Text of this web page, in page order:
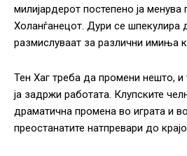
милијардерот постепено ја менува
Холанѓанецот. Дури се шпекулира
размислуваат за различни имиња
Тен Хаг треба да промени нешто,
ја задржи работата. Клупските
драматична промена во играта и
преостанатите натпревари до